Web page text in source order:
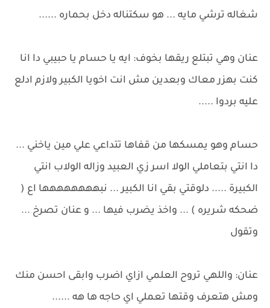
شغاله ترشي مايه ... هو سكتناله دخل بحماره ......
عنان وهي تبتلع ريقها بخوف: ايه يا حسام يا حبيبي دا انا
كنت بهزر معاك وبعدين مش انت اخويا الكبير ولازم ادلع
عليه بردوا .....
حسام وهو يمسكها من قفاها تتداعي علي مين ياخني ...
دا انتي بتعاملي الولا اسر زي العبيد وزاله الولاب انتي
الكبيرة ..... دلوقتي بقي انا الكبير ... نبهههههههها اع (
ضحكه شريره ) ... واخذ يضرب فيها ... و عنان تصرخ ...
وتقول
عنان: واللهي تروح العلمي ازاي اضرب وابقى احسن منك
ومش هتعرف وقتها تعملي اي حاجه ها هه ......